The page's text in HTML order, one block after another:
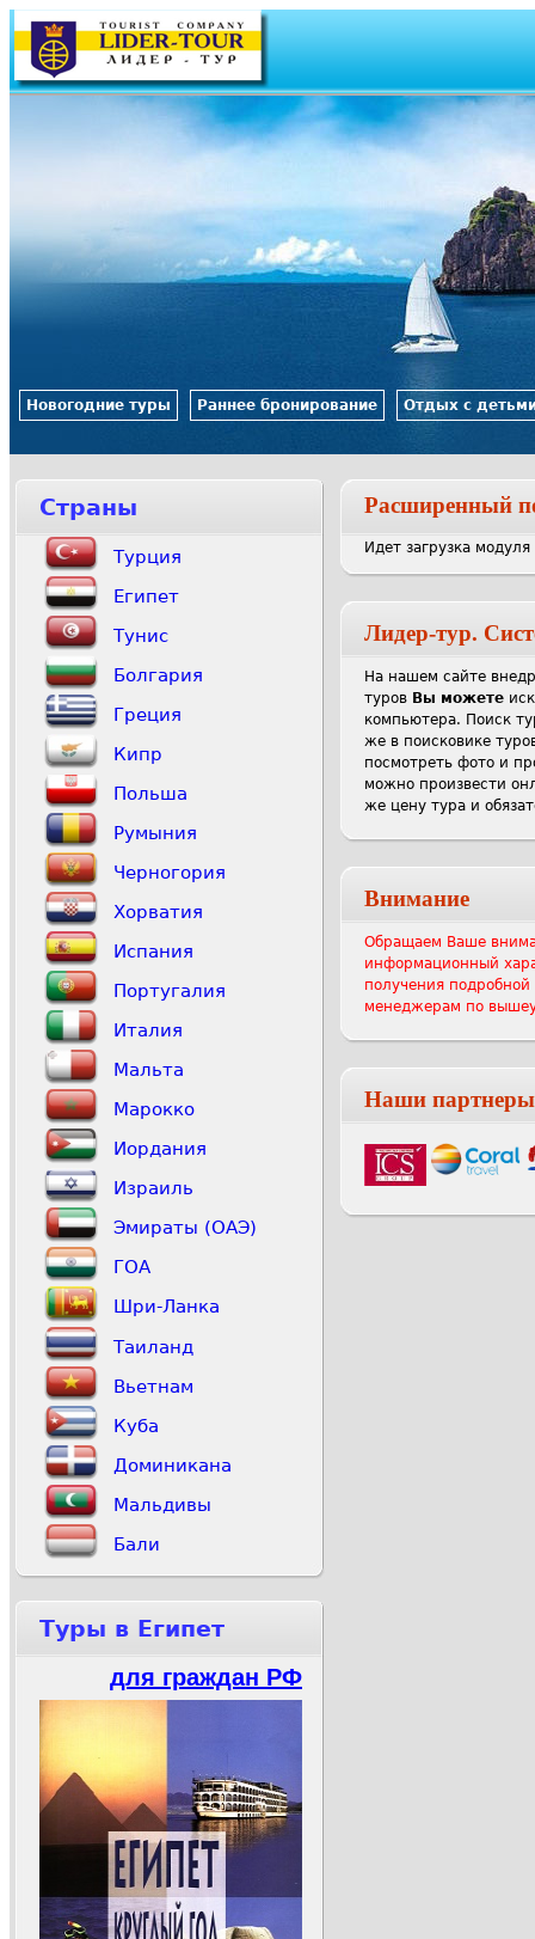
Jump to navigation
Новогодние туры Раннее бронирование Отдых с
Расширенный
Идет загрузка модуля
Лидер-тур.
На нашем сайте
туров Вы можете
компьютера. Поиск
же в поисковике
посмотреть фото и
можно произвести
же цену тура и
Внимание
Обращаем Ваше
информационный
получения
менеджерам по
Наши партнеры
Страны
Турция
Египет
Тунис
Болгария
Греция
Кипр
Польша
Румыния
Черногория
Хорватия
Испания
Португалия
Италия
Мальта
Марокко
Иордания
Израиль
Эмираты (ОАЭ)
ГОА
Шри-Ланка
Таиланд
Вьетнам
Куба
Доминикана
Мальдивы
Бали
Туры в Египет
для граждан РФ